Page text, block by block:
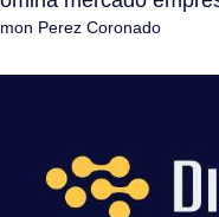
Perez Coronado